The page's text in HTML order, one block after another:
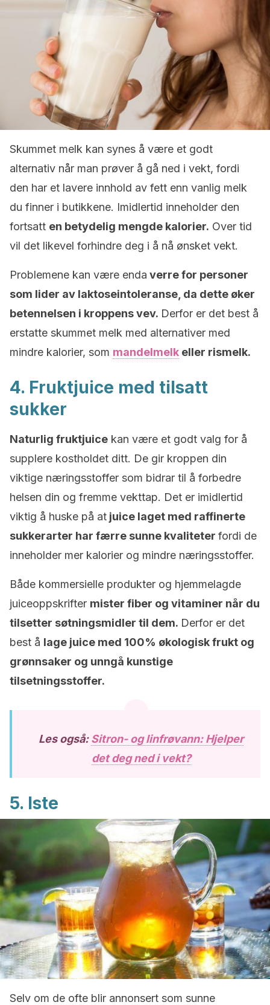
Skummet melk kan synes å være et godt
alternativ når man prøver å gå ned i vekt, fordi
den har et lavere innhold av fett enn vanlig melk
du finner i butikkene. Imidlertid inneholder den
fortsatt en betydelig mengde kalorier. Over tid
vil det likevel forhindre deg i å nå ønsket vekt.
Problemene kan være enda verre for personer
som lider av laktoseintoleranse, da dette øker
betennelsen i kroppens vev. Derfor er det best å
erstatte skummet melk med alternativer med
mindre kalorier, som mandelmelk eller rismelk.
4. Fruktjuice med tilsatt
sukker
Naturlig fruktjuice kan være et godt valg for å
supplere kostholdet ditt. De gir kroppen din
viktige næringsstoffer som bidrar til å forbedre
helsen din og fremme vekttap. Det er imidlertid
viktig å huske på at juice laget med raffinerte
sukkerarter har færre sunne kvaliteter fordi de
inneholder mer kalorier og mindre næringsstoffer.
Både kommersielle produkter og hjemmelagde
juiceoppskrifter mister fiber og vitaminer når du
tilsetter søtningsmidler til dem. Derfor er det
best å lage juice med 100% økologisk frukt og
grønnsaker og unngå kunstige
tilsetningsstoffer.
Les også:Sitron- og linfrøvann: Hjelper
det deg ned i vekt?
5. Iste
Selv om de ofte blir annonsert som sunne